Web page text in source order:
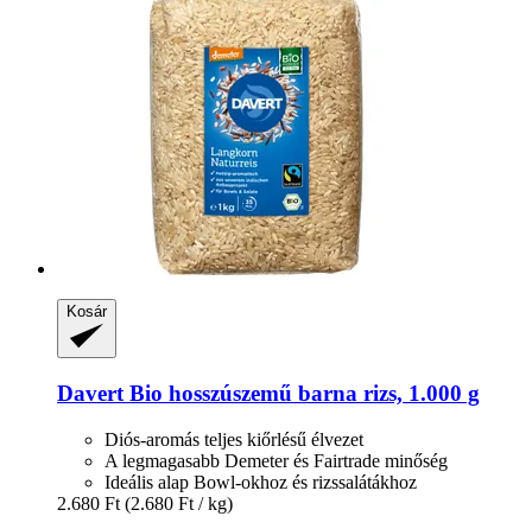
Kosár
Davert Bio hosszúszemű barna rizs, 1.000 g
Diós-aromás teljes kiőrlésű élvezet
A legmagasabb Demeter és Fairtrade minőség
Ideális alap Bowl-okhoz és rizssalátákhoz
2.680 Ft (2.680 Ft / kg)